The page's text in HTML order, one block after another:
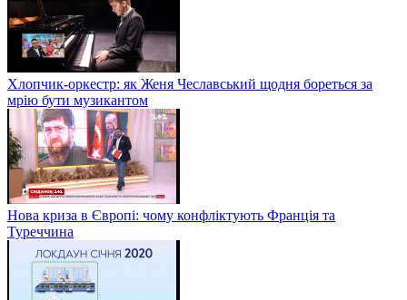
Хлопчик-оркестр: як Женя Чеславський щодня бореться за
мрію бути музикантом
Нова криза в Європі: чому конфліктують Франція та
Туреччина